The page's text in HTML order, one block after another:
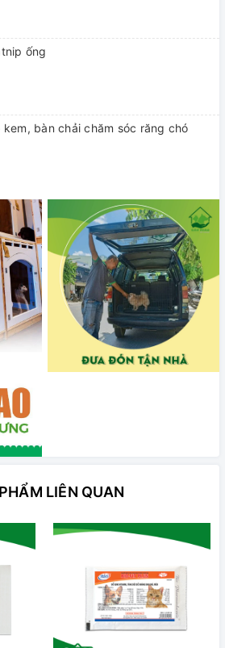
ống
kem, bàn chải chăm sóc răng chó
LIÊN QUAN